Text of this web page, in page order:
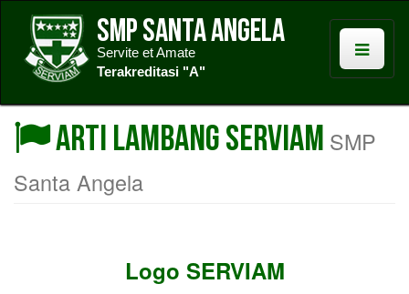
SMP Santa Angela
Servite et Amate
Terakreditasi "A"
Arti Lambang SERVIAM SMP
Santa Angela
Logo SERVIAM